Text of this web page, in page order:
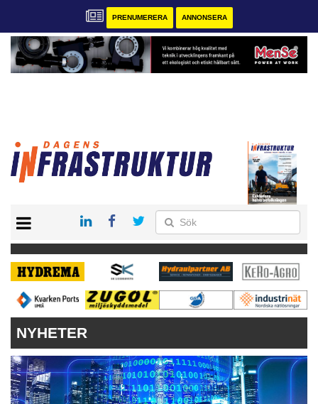
PRENUMERERA ANNONSERA
KONTAKT
VÅRA ANDRA MAGASIN
PRENUMERERA
ANNONSERA
NYHETER